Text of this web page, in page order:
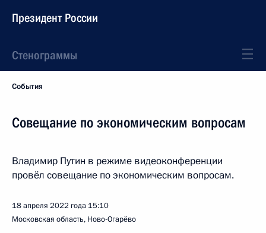
Президент России
Стенограммы
События
Совещание по экономическим вопросам
Владимир Путин в режиме видеоконференции
провёл совещание по экономическим вопросам.
18 апреля 2022 года 15:10
Московская область, Ново-Огарёво